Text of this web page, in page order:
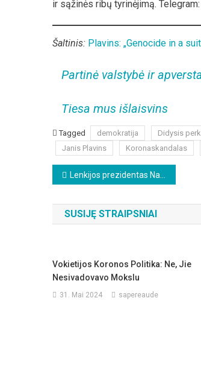
ir sąžinės ribų tyrinėjimą.
Šaltinis: Plavins: „Genocide in a
Partinė valstybė ir
Tiesa mus išlaisvins
Tagged demokratija Didysis
Janis Plavins
Koronaskandalas
Beitragsnavigation
Lenkijos prezidentas Nawrocki apie Vokietijos keliamą grėsmę Lenkijai
SUSIJĘ STRAIPSNIAI
Vokietijos Koronos Politika: Ne, Jie
Nesivadovavo Mokslu
31. Mai 2024 sapereaude